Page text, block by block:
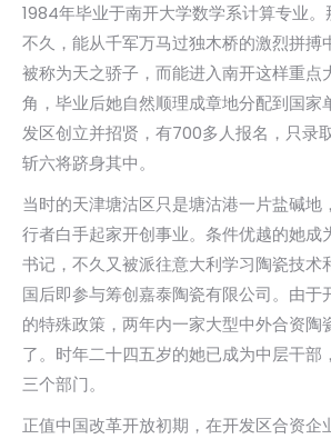
1984年毕业于南开大学数学系计算专业
不久，能从千军万马过独木桥的激烈拼搏
被称为天之骄子，而能进入南开这样重点
角，毕业后她自然顺理成章地分配到国家
发区创立并招贤，有700多人报名，只录
斩六将跻身其中。
当时的天津塘沽区只是塘沽港一片盐碱地
行者白手起家开创事业。条件优越的她成
书记，不久又被派往意大利学习陶瓷技术
国后即参与筹创嘉泰陶瓷有限公司。由于
的特殊政策，两年内一家大型中外合资陶
了。时年二十四五岁的她已成为中层干部
三个部门。
正值中国改革开放初期，在开发区合资企